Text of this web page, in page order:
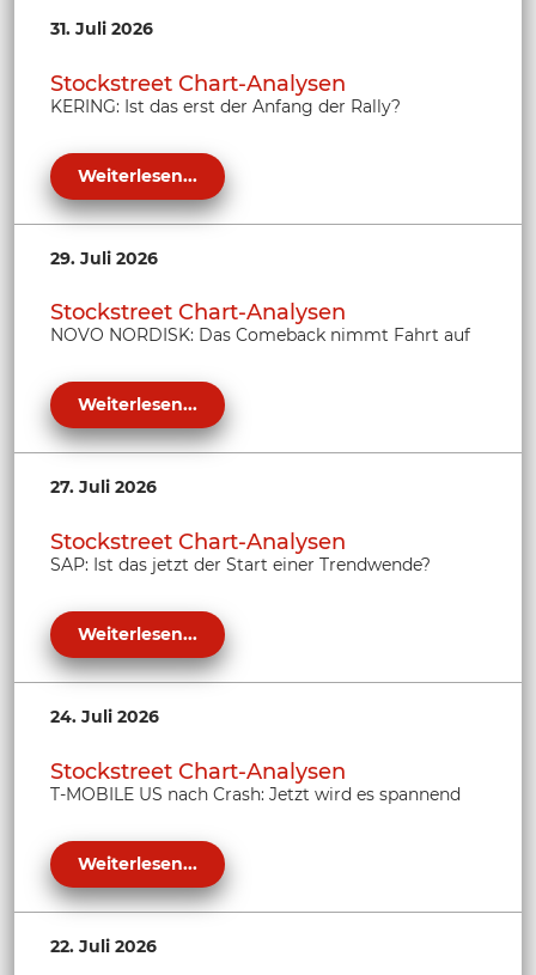
31. Juli 2026
Stockstreet Chart-Analysen
KERING: Ist das erst der Anfang der Rally?
Weiterlesen...
29. Juli 2026
Stockstreet Chart-Analysen
NOVO NORDISK: Das Comeback nimmt Fahrt auf
Weiterlesen...
27. Juli 2026
Stockstreet Chart-Analysen
SAP: Ist das jetzt der Start einer Trendwende?
Weiterlesen...
24. Juli 2026
Stockstreet Chart-Analysen
T-MOBILE US nach Crash: Jetzt wird es spannend
Weiterlesen...
22. Juli 2026